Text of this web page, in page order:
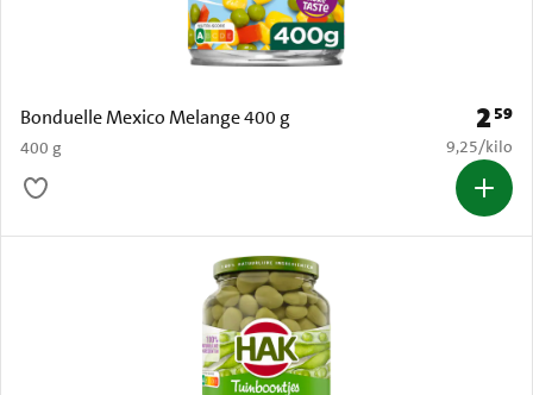
Bonduelle Mexico Melange 400 g
400 g
Prijs:
259
€ 9,25 per
9,25/kilo